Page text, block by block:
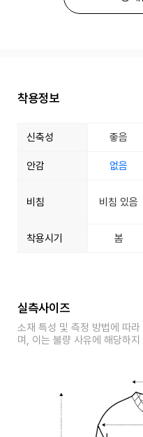
착용정보
신축성 좋음
안감 없음
비침 비침 있음
착용시기 봄
실측사이즈
소재 특성 및 측정 방법에 따
며, 이는 불량 사유에 해당하